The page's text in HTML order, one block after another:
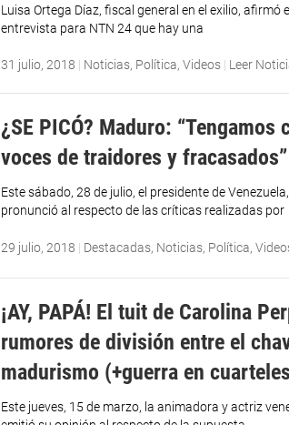
Luisa Ortega Díaz, fiscal general en el exilio, afirmó
entrevista para NTN 24 que hay una
31 julio, 2018 | Noticias, Política,Videos | Leer
¿SE PICÓ? Maduro: “Tengamos
voces de traidores y
Este sábado, 28 de julio, el presidente de
pronunció al respecto de las críticas realizadas por
29 julio, 2018 | Destacadas, Noticias, Política,
¡AY, PAPÁ! El tuit de Carolina
rumores de división entre el
madurismo (+guerra en
Este jueves, 15 de marzo, la animadora y actriz